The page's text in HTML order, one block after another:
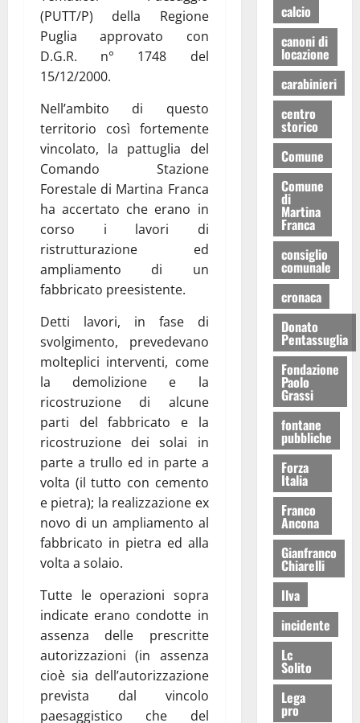
(PUTT/P) della Regione
Puglia approvato con
D.G.R. n° 1748 del
15/12/2000.
Nell’ambito di questo
territorio così fortemente
vincolato, la pattuglia del
Comando Stazione
Forestale di Martina Franca
ha accertato che erano in
corso i lavori di
ristrutturazione ed
ampliamento di un
fabbricato preesistente.
Detti lavori, in fase di
svolgimento, prevedevano
molteplici interventi, come
la demolizione e la
ricostruzione di alcune
parti del fabbricato e la
ricostruzione dei solai in
parte a trullo ed in parte a
volta (il tutto con cemento
e pietra); la realizzazione ex
novo di un ampliamento al
fabbricato in pietra ed alla
volta a solaio.
Tutte le operazioni sopra
indicate erano condotte in
assenza delle prescritte
autorizzazioni (in assenza
cioè sia dell’autorizzazione
prevista dal vincolo
paesaggistico che del
calcio
canoni di
locazione
carabinieri
centro
storico
Comune
Comune
di
Martina
Franca
consiglio
comunale
cronaca
Donato
Pentassuglia
Fondazione
Paolo
Grassi
fontane
pubbliche
Forza
Italia
Franco
Ancona
Gianfranco
Chiarelli
Ilva
incidente
Lc
Solito
Lega
pro